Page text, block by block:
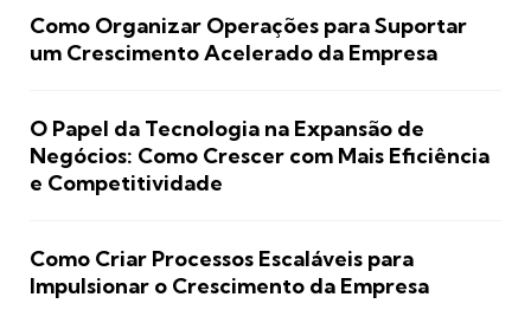
Como Organizar Operações para Suportar
um Crescimento Acelerado da Empresa
O Papel da Tecnologia na Expansão de
Negócios: Como Crescer com Mais Eficiência
e Competitividade
Como Criar Processos Escaláveis para
Impulsionar o Crescimento da Empresa